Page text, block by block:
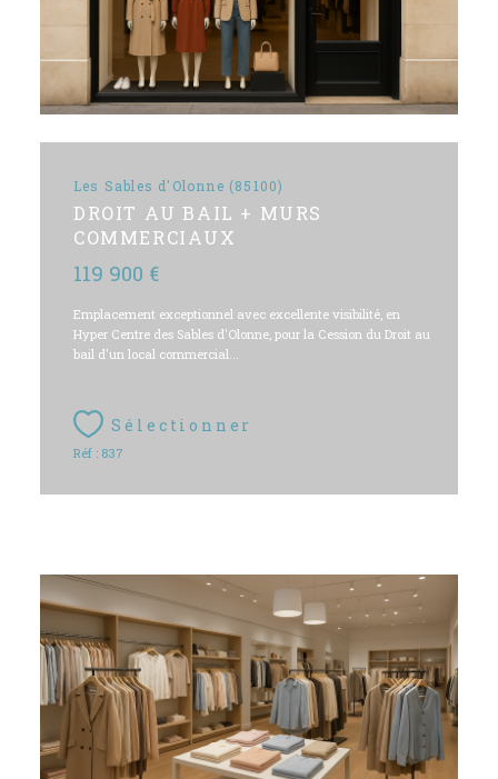
Les Sables d'Olonne (85100)
DROIT AU BAIL + MURS
COMMERCIAUX
119 900 €
Emplacement exceptionnel avec excellente visibilité, en
Hyper Centre des Sables d'Olonne, pour la Cession du Droit au
bail d'un local commercial...
Sélectionner
Réf : 837